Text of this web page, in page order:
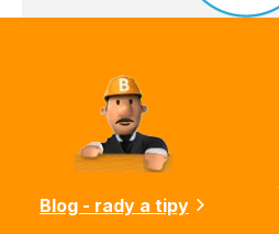
Blog - rady a tipy